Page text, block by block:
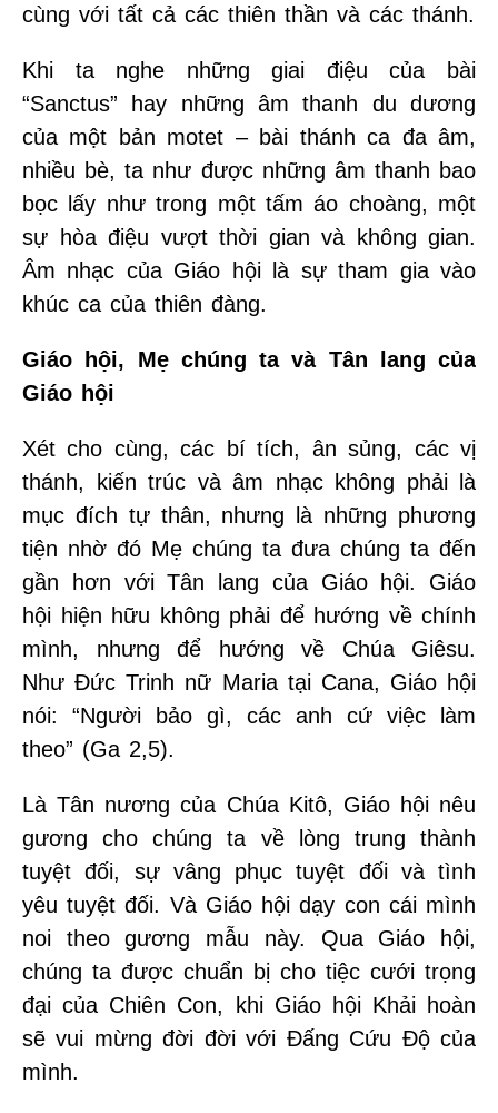
cùng với tất cả các thiên thần và các thánh.
Khi ta nghe những giai điệu của bài
“Sanctus” hay những âm thanh du dương
của một bản motet – bài thánh ca đa âm,
nhiều bè, ta như được những âm thanh bao
bọc lấy như trong một tấm áo choàng, một
sự hòa điệu vượt thời gian và không gian.
Âm nhạc của Giáo hội là sự tham gia vào
khúc ca của thiên đàng.
Giáo hội, Mẹ chúng ta và Tân lang của
Giáo hội
Xét cho cùng, các bí tích, ân sủng, các vị
thánh, kiến trúc và âm nhạc không phải là
mục đích tự thân, nhưng là những phương
tiện nhờ đó Mẹ chúng ta đưa chúng ta đến
gần hơn với Tân lang của Giáo hội. Giáo
hội hiện hữu không phải để hướng về chính
mình, nhưng để hướng về Chúa Giêsu.
Như Đức Trinh nữ Maria tại Cana, Giáo hội
nói: “Người bảo gì, các anh cứ việc làm
theo” (Ga 2,5).
Là Tân nương của Chúa Kitô, Giáo hội nêu
gương cho chúng ta về lòng trung thành
tuyệt đối, sự vâng phục tuyệt đối và tình
yêu tuyệt đối. Và Giáo hội dạy con cái mình
noi theo gương mẫu này. Qua Giáo hội,
chúng ta được chuẩn bị cho tiệc cưới trọng
đại của Chiên Con, khi Giáo hội Khải hoàn
sẽ vui mừng đời đời với Đấng Cứu Độ của
mình.